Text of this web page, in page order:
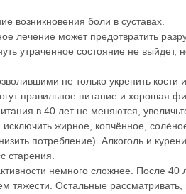
возникновения боли в суставах.
лечение может предотвратить
утраченное состояние не выйдет,
не только укрепить кости
правильное питание и хорошая
в 40 лет не меняются,
жирное, копчённое,
потребление). Алкоголь и
старения.
немного сложнее. После 40
тяжести. Остальные рассматривать,